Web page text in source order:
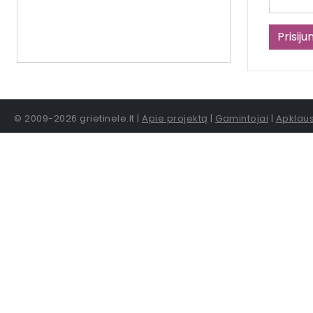
© 2009-2026 grietinele.lt | Apie projektą | Gamintojai |